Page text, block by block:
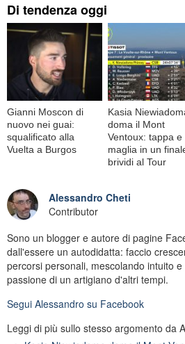
Di tendenza oggi
Gianni Moscon di
nuovo nei guai:
squalificato alla
Vuelta a Burgos
Kasia
doma il Mont
Ventoux: tappa e
maglia in un
brividi al Tour
Alessandro Cheti
Contributor
Sono un blogger e autore di pagine
dall'essere un autodidatta: faccio
percorsi personali, mescolando intuito
passione di un artigiano d'altri tempi.
Segui Alessandro su Facebook
Leggi di più sullo stesso argomento da